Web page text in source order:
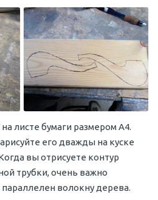
листе бумаги размером А4.
его дважды на куске
вы отрисуете контур
трубки, очень важно
параллелен волокну дерева.